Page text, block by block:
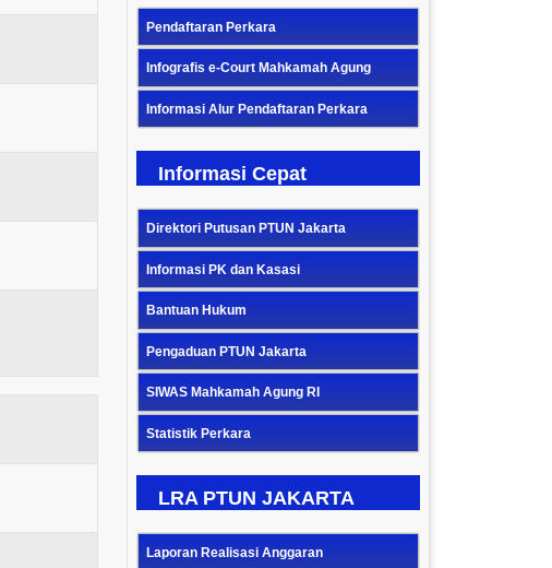
Pendaftaran Perkara
Infografis e-Court Mahkamah Agung
Informasi Alur Pendaftaran Perkara
Informasi Cepat
Direktori Putusan PTUN Jakarta
Informasi PK dan Kasasi
Bantuan Hukum
Pengaduan PTUN Jakarta
SIWAS Mahkamah Agung RI
Statistik Perkara
LRA PTUN JAKARTA
Laporan Realisasi Anggaran